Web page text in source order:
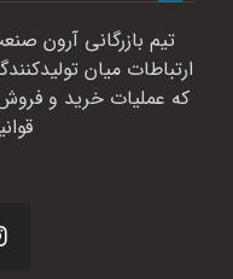
تیم بازرگانی آرون
ارتباطات میان
که عملیات خرید و